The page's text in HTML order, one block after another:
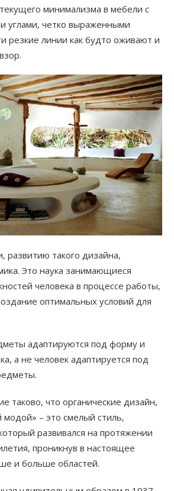
минимализма в мебели с
углами, четко выраженными
резкие линии как будто оживают и
развитию такого дизайна,
Это наука занимающиеся
человека в процессе работы,
оптимальных условий для
адаптируются под форму и
а не человек адаптируется под
таково, что органические дизайн,
модой» – это смелый стиль,
развивался на протяжении
проникнув в настоящее
и больше областей.